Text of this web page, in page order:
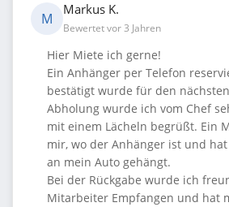
M
Markus K.
Bewertet vor 3 Jahren
Hier Miete ich gerne!
Ein Anhänger per Telefon
bestätigt wurde für den
Abholung wurde ich vom Chef
mit einem Lächeln begrüßt. Ein
mir, wo der Anhänger ist und
an mein Auto gehängt.
Bei der Rückgabe wurde ich
Mitarbeiter Empfangen und hat